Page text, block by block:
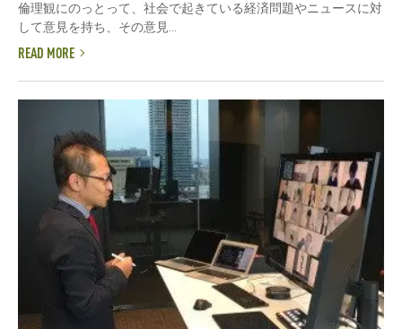
倫理観にのっとって、社会で起きている経済問題やニュースに対
して意見を持ち、その意見...
READ MORE